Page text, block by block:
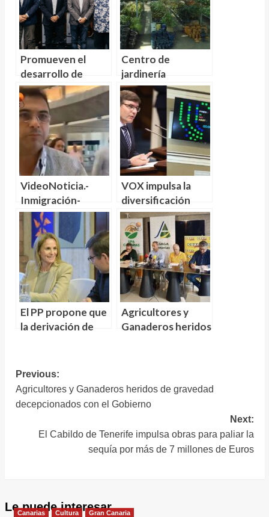
Promueven el
desarrollo de
centrales
geotermoeléctricas
en Canarias como
fuente de energía
limpia más barata
Centro de
jardinería
Hermanos Dóniz
creando espacios
naturales únicos
VideoNoticia.-
Inmigración-
Canarias. Santiago
Abascal: «Son
culpables las
mafias que trafican
con personas»
VOX impulsa la
diversificación
económica en las
Islas Canarias
El PP propone que
la derivación de
otras
comunidades se
haga bajo criterios
objetivos,
equitativos y
cuantificables
Agricultores y
Ganaderos heridos
Navegación
de
entradas
Previous:
Agricultores y Ganaderos heridos de gravedad
decepcionados con el Gobierno
Next:
El Cabildo de Tenerife impulsa obras para paliar la
sequía por más de 7 millones de Euros
Le puede interesar
Canarias Cultura Gran Canaria